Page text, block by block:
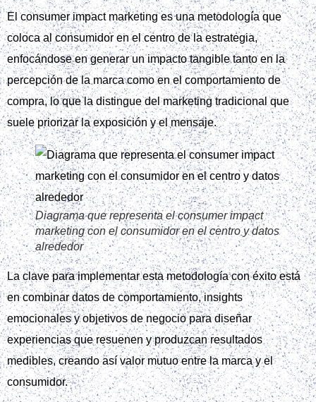
El consumer impact marketing es una metodología que
coloca al consumidor en el centro de la estrategia,
enfocándose en generar un impacto tangible tanto en la
percepción de la marca como en el comportamiento de
compra, lo que la distingue del marketing tradicional que
suele priorizar la exposición y el mensaje.
Diagrama que representa el consumer impact
marketing con el consumidor en el centro y datos
alrededor
La clave para implementar esta metodología con éxito está
en combinar datos de comportamiento, insights
emocionales y objetivos de negocio para diseñar
experiencias que resuenen y produzcan resultados
medibles, creando así valor mutuo entre la marca y el
consumidor.